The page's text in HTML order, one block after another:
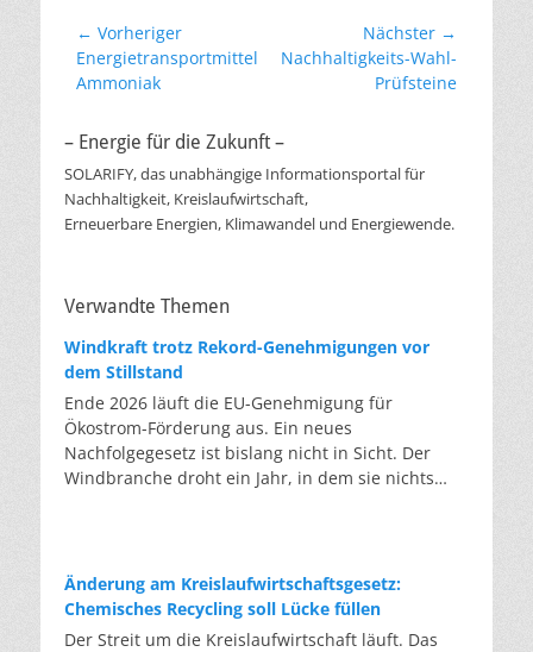
Beitragsnavigation
← Vorheriger
Vorheriger
Beitrag:
Energietransportmittel
Ammoniak
Nächster →
Nächster
Nachhaltigkeits-Wahl-
Prüfsteine
– Energie für die Zukunft –
SOLARIFY, das unabhängige Informationsportal für
Nachhaltigkeit, Kreislaufwirtschaft,
Erneuerbare Energien, Klimawandel und Energiewende.
Verwandte Themen
Windkraft trotz Rekord-Genehmigungen vor
dem Stillstand
Ende 2026 läuft die EU-Genehmigung für
Ökostrom-Förderung aus. Ein neues
Nachfolgegesetz ist bislang nicht in Sicht. Der
Windbranche droht ein Jahr, in dem sie nichts
die Verfahren laufen heute deutlich schneller. Die
Halbjahresbilanz der Branche bestätigt dieses
Muster: So viele Windräder wie nie zuvor wurden
Änderung am Kreislaufwirtschaftsgesetz:
Chemisches Recycling soll Lücke füllen
Der Streit um die Kreislaufwirtschaft läuft. Das